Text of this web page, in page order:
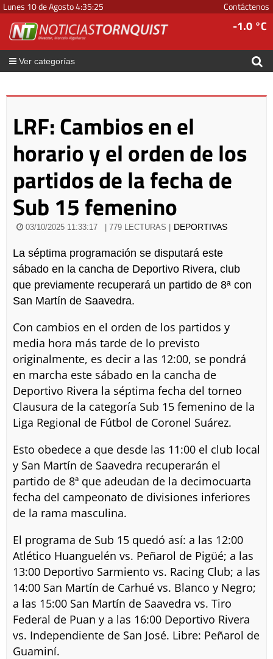
Lunes 10 de Agosto4:35:25 Contáctenos
-1.0 °C
Ver categorías
LRF: Cambios en el
horario y el orden de los
partidos de la fecha de
Sub 15 femenino
03/10/2025 11:33:17 | 779 LECTURAS | DEPORTIVAS
La séptima programación se disputará este
sábado en la cancha de Deportivo Rivera, club
que previamente recuperará un partido de 8ª con
San Martín de Saavedra.
Con cambios en el orden de los partidos y
media hora más tarde de lo previsto
originalmente, es decir a las 12:00, se pondrá
en marcha este sábado en la cancha de
Deportivo Rivera la séptima fecha del torneo
Clausura de la categoría Sub 15 femenino de la
Liga Regional de Fútbol de Coronel Suárez.
Esto obedece a que desde las 11:00 el club local
y San Martín de Saavedra recuperarán el
partido de 8ª que adeudan de la decimocuarta
fecha del campeonato de divisiones inferiores
de la rama masculina.
El programa de Sub 15 quedó así: a las 12:00
Atlético Huanguelén vs. Peñarol de Pigüé; a las
13:00 Deportivo Sarmiento vs. Racing Club; a las
14:00 San Martín de Carhué vs. Blanco y Negro;
a las 15:00 San Martín de Saavedra vs. Tiro
Federal de Puan y a las 16:00 Deportivo Rivera
vs. Independiente de San José. Libre: Peñarol de
Guaminí.